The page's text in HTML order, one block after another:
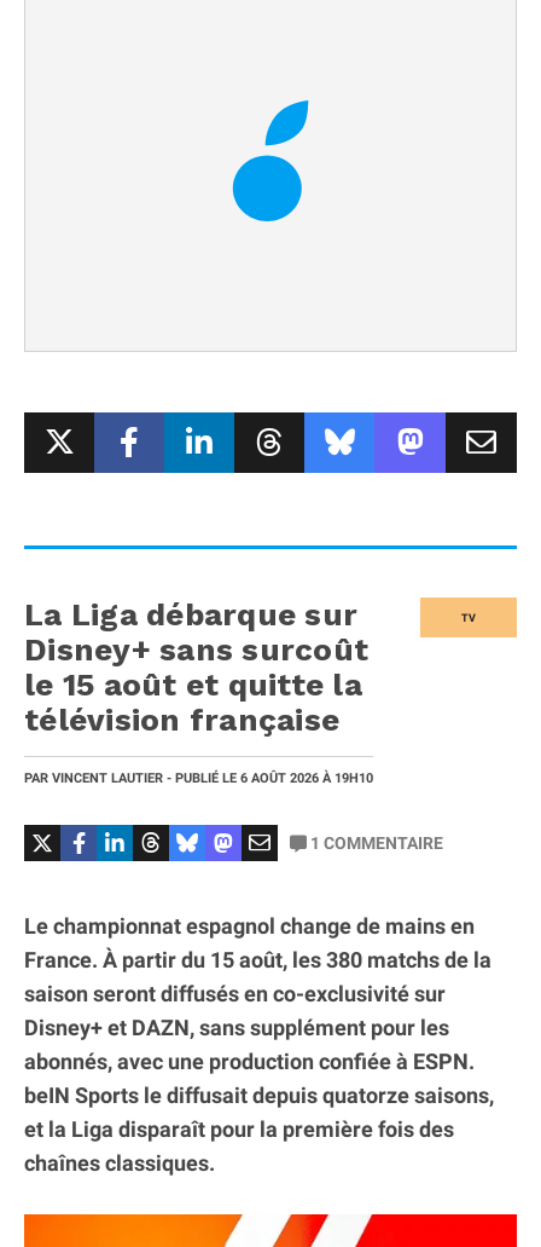
TV
La Liga débarque sur
Disney+ sans surcoût
le 15 août et quitte la
télévision française
PAR VINCENT LAUTIER - PUBLIÉ LE 6 AOÛT 2026 À 19H10
1 COMMENTAIRE
Le championnat espagnol change de mains en
France. À partir du 15 août, les 380 matchs de la
saison seront diffusés en co-exclusivité sur
Disney+ et DAZN, sans supplément pour les
abonnés, avec une production confiée à ESPN.
beIN Sports le diffusait depuis quatorze saisons,
et la Liga disparaît pour la première fois des
chaînes classiques.